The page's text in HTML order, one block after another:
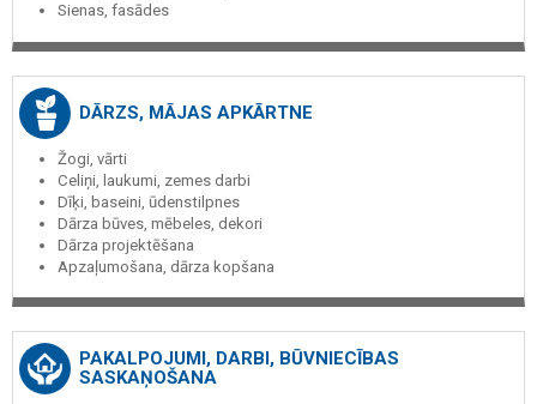
Sienas, fasādes
DĀRZS, MĀJAS APKĀRTNE
Žogi, vārti
Celiņi, laukumi, zemes darbi
Dīķi, baseini, ūdenstilpnes
Dārza būves, mēbeles, dekori
Dārza projektēšana
Apzaļumošana, dārza kopšana
PAKALPOJUMI, DARBI, BŪVNIECĪBAS
SASKAŅOŠANA